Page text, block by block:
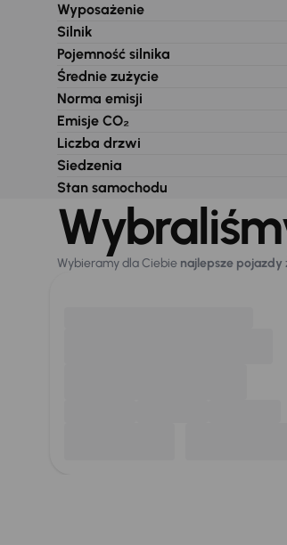
Wyposażenie
Silnik
Pojemność silnika
Średnie zużycie
Norma emisji
Emisje CO₂
Liczba drzwi
Siedzenia
Stan samochodu
Wybieramy dla Ciebie najlepsze pojazdy